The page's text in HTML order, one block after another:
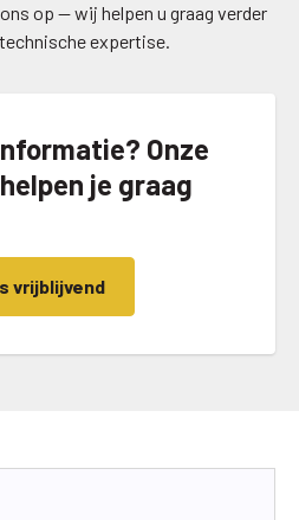
op — wij helpen u graag verder
expertise.
Onze
je graag
vrijblijvend